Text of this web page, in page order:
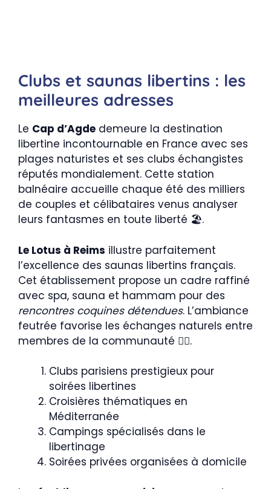
Clubs et saunas libertins : les
meilleures adresses
Le Cap d’Agde demeure la destination
libertine incontournable en France avec ses
plages naturistes et ses clubs échangistes
réputés mondialement. Cette station
balnéaire accueille chaque été des milliers
de couples et célibataires venus analyser
leurs fantasmes en toute liberté 🏖️.
Le Lotus à Reims illustre parfaitement
l’excellence des saunas libertins français.
Cet établissement propose un cadre raffiné
avec spa, sauna et hammam pour des
rencontres coquines détendues. L’ambiance
feutrée favorise les échanges naturels entre
membres de la communauté 🧖‍♀️.
Clubs parisiens prestigieux pour
soirées libertines
Croisières thématiques en
Méditerranée
Campings spécialisés dans le
libertinage
Soirées privées organisées à domicile